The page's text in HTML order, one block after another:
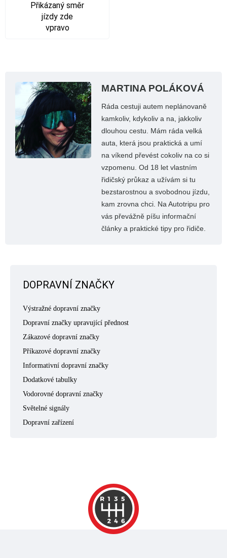
Přikázaný směr
jízdy zde
vpravo
MARTINA POLÁKOVÁ
Ráda cestuji autem neplánovaně
kamkoliv, kdykoliv a na, jakkoliv
dlouhou cestu. Mám ráda velká
auta, která jsou praktická a umí
na víkend převést cokoliv na co si
vzpomenu. Od 18 let vlastním
řidičský průkaz a užívám si tu
bezstarostnou a svobodnou jízdu,
kam zrovna chci. Na Autotripu pro
vás převážně píšu informační
články a praktické tipy pro řidiče.
DOPRAVNÍ ZNAČKY
Výstražné dopravní značky
Dopravní značky upravující přednost
Zákazové dopravní značky
Příkazové dopravní značky
Informativní dopravní značky
Dodatkové tabulky
Vodorovné dopravní značky
Světelné signály
Dopravní zařízení